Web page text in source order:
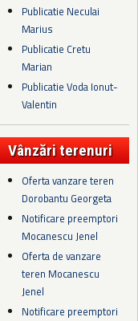
Publicatie Neculai
Marius
Publicatie Cretu
Marian
Publicatie Voda Ionut-
Valentin
Vânzări terenuri
Oferta vanzare teren
Dorobantu Georgeta
Notificare preemptori
Mocanescu Jenel
Oferta de vanzare
teren Mocanescu
Jenel
Notificare preemptori